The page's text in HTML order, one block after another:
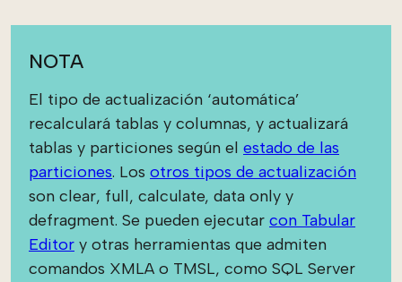
NOTA
El tipo de actualización ‘automática’
recalculará tablas y columnas, y actualizará
tablas y particiones según el estado de las
particiones. Los otros tipos de actualización
son clear, full, calculate, data only y
defragment. Se pueden ejecutar con Tabular
Editor y otras herramientas que admiten
comandos XMLA o TMSL, como SQL Server